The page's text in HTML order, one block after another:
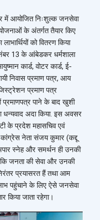
में आयोजित निःशुल्क जनसेवा
योजनाओं के अंतर्गत तैयार किए
को वितरण किया
नंबर 13 के आंबेडकर धर्मशाला
कार्ड, वोटर कार्ड, ई-
निवास प्रमाण पत्र, आय
प्रमाण पत्र
प्रमाणपत्र पाने के बाद खुशी
अदा किया. इस अवसर
के प्रदेश महासचिव एवं
कांग्रेस नेता संजय कुमार (कद्दू
स्नेह और समर्थन ही उनकी
जनता की सेवा और उनकी
प्रयासरत हैं तथा आम
पहुंचाने के लिए ऐसे जनसेवा
किया जाता रहेगा।